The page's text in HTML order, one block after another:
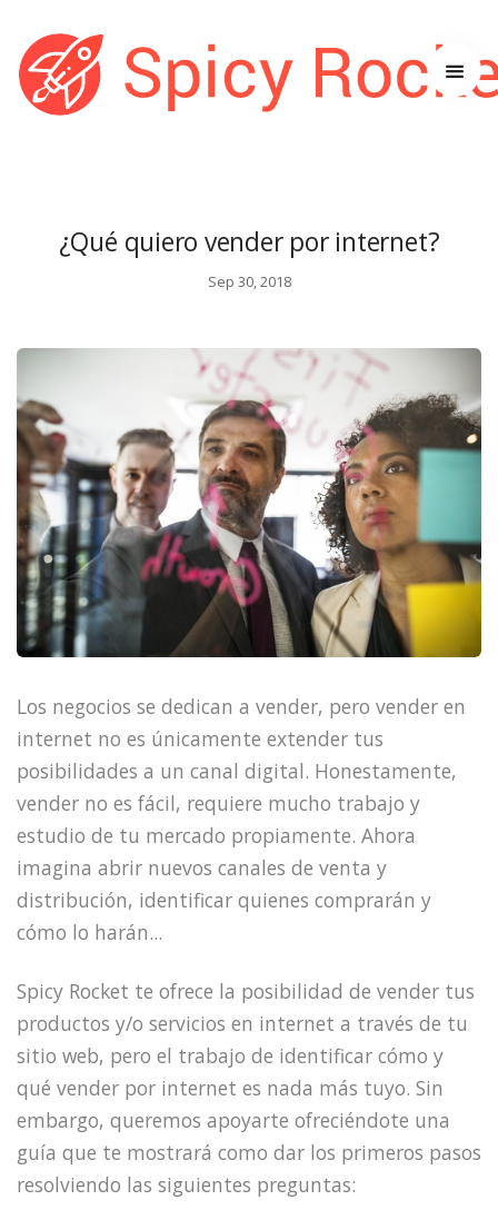
¿Qué quiero vender por internet?
Sep 30, 2018
Los negocios se dedican a vender, pero vender en
internet no es únicamente extender tus
posibilidades a un canal digital. Honestamente,
vender no es fácil, requiere mucho trabajo y
estudio de tu mercado propiamente. Ahora
imagina abrir nuevos canales de venta y
distribución, identificar quienes comprarán y
cómo lo harán...
Spicy Rocket te ofrece la posibilidad de vender tus
productos y/o servicios en internet a través de tu
sitio web, pero el trabajo de identificar cómo y
qué vender por internet es nada más tuyo. Sin
embargo, queremos apoyarte ofreciéndote una
guía que te mostrará como dar los primeros pasos
resolviendo las siguientes preguntas: